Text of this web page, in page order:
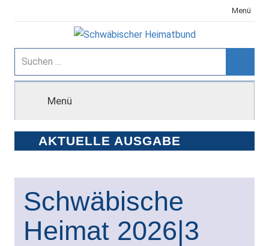
Inhalt
Menü
Schwäbischer
Heimatbund
Suchen
nach:
Menü
AKTUELLE AUSGABE
Schwäbische
Heimat 2026|3